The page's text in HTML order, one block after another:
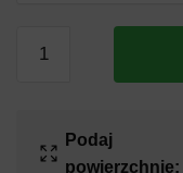
Styropian
TERMONIUM
PLUS
Podaj
powierzchnię: